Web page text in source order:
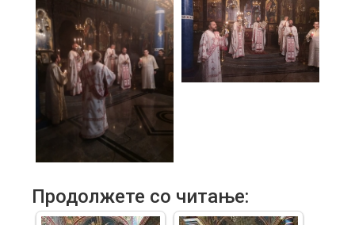
Продолжете со читање: